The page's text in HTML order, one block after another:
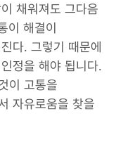
채워져도 그다음
이 해결이
다. 그렇기 때문에
정을 해야 됩니다.
이 고통을
자유로움을 찾을